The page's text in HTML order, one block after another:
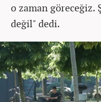
o zaman göreceğiz.
değil" dedi.